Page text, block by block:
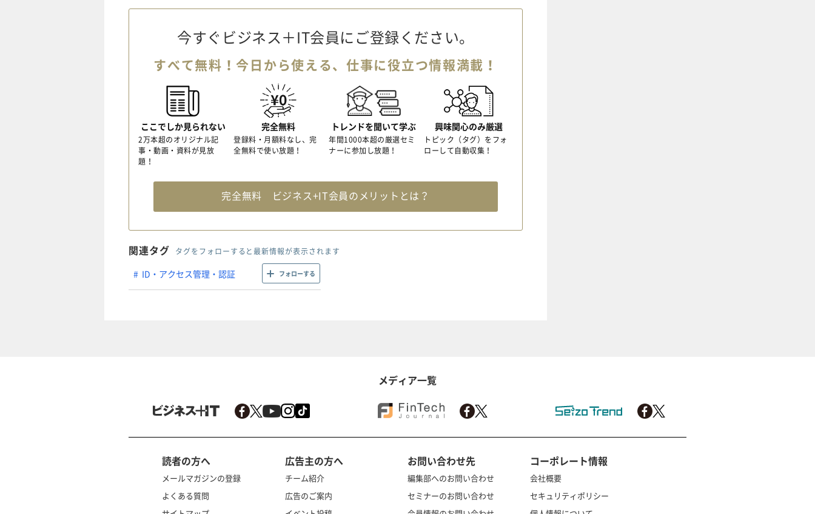
今すぐビジネス＋IT会員にご登録ください。
すべて無料！今日から使える、仕事に役立つ情報満載！
ここでしか見られない
2万本超のオリジナル記
事・動画・資料が見放
題！
完全無料
登録料・月額料なし、完
全無料で使い放題！
トレンドを聞いて学ぶ
年間1000本超の厳選セミ
ナーに参加し放題！
興味関心のみ厳選
トピック（タグ）をフォ
ローして自動収集！
完全無料 ビジネス+IT会員のメリットとは？
関連タグ タグをフォローすると最新情報が表示されます
ID・アクセス管理・認証 フォローする
メディア一覧
読者の方へ
メールマガジンの登録
よくある質問
広告主の方へ
チーム紹介
広告のご案内
お問い合わせ先
編集部へのお問い合わせ
セミナーのお問い合わせ
コーポレート情報
会社概要
セキュリティポリシー